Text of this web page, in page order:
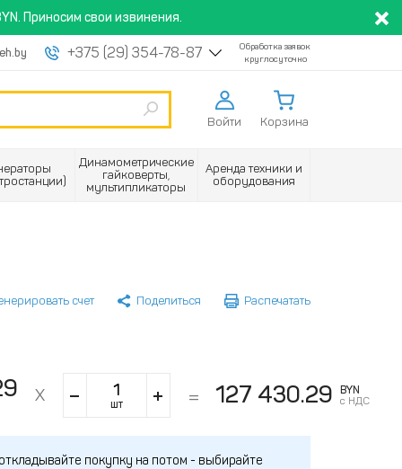
Приносим свои извинения.
+375 (29) 354-78-87
Обработка заявок
круглосуточно
Войти Корзина
Динамометрические
гайковерты,
мультипликаторы
Аренда техники и
оборудования
счет Поделиться Распечатать
шт 127 430.29
BYN
с НДС
покупку на потом - выбирайте